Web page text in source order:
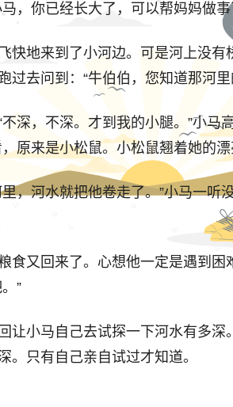
你已经长大了，可以帮妈妈做事
地来到了小河边。可是河上没有
过去问到：“牛伯伯，您知道那河
，不深。才到我的小腿。”小马
原来是小松鼠。小松鼠翘着她的
河水就把他卷走了。”小马一听
又回来了。心想他一定是遇到困
”
小马自己去试探一下河水有多深
。只有自己亲自试过才知道。